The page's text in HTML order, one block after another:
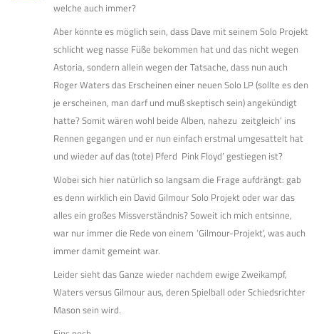
welche auch immer?
Aber könnte es möglich sein, dass Dave mit seinem Solo Projekt
schlicht weg nasse Füße bekommen hat und das nicht wegen
Astoria, sondern allein wegen der Tatsache, dass nun auch
Roger Waters das Erscheinen einer neuen Solo LP (sollte es den
je erscheinen, man darf und muß skeptisch sein) angekündigt
hatte? Somit wären wohl beide Alben, nahezu ‚zeitgleich’ ins
Rennen gegangen und er nun einfach erstmal umgesattelt hat
und wieder auf das (tote) Pferd ‚Pink Floyd’ gestiegen ist?
Wobei sich hier natürlich so langsam die Frage aufdrängt: gab
es denn wirklich ein David Gilmour Solo Projekt oder war das
alles ein großes Missverständnis? Soweit ich mich entsinne,
war nur immer die Rede von einem ‚’Gilmour-Projekt’, was auch
immer damit gemeint war.
Leider sieht das Ganze wieder nachdem ewige Zweikampf,
Waters versus Gilmour aus, deren Spielball oder Schiedsrichter
Mason sein wird.